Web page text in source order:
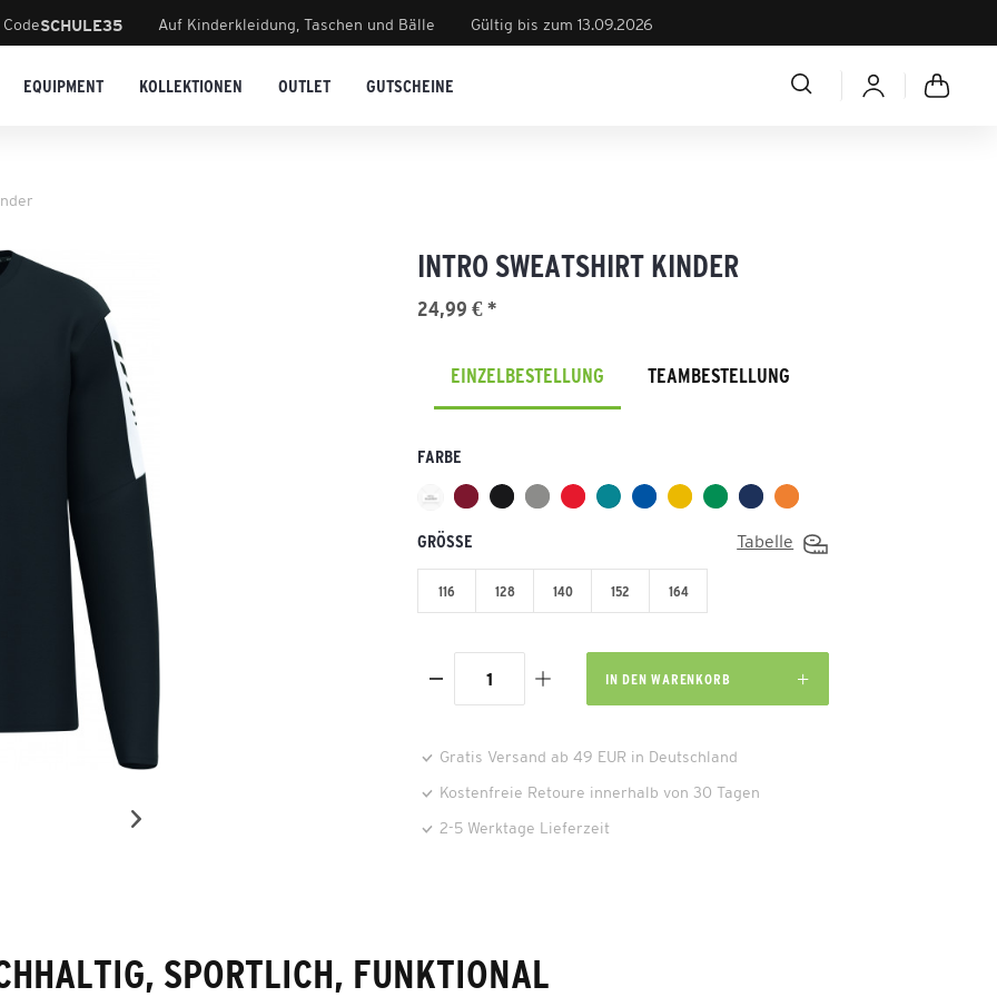
SCHULE35 Auf Kinderkleidung, Taschen und Bälle Gültig bis zum 13.09.2026
EQUIPMENT KOLLEKTIONEN OUTLET GUTSCHEINE
INTRO SWEATSHIRT KINDER
24,99 € *
EINZELBESTELLUNG TEAMBESTELLUNG
FARBE
GRÖSSE Tabelle
116 128 140 152 164
IN DEN WARENKORB
Gratis Versand ab 49 EUR in Deutschland
Kostenfreie Retoure innerhalb von 30 Tagen
2-5 Werktage Lieferzeit
SPORTLICH, FUNKTIONAL